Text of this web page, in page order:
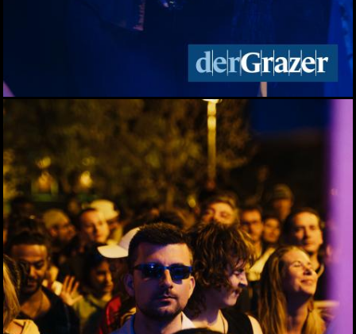
Shopping Friday im
Designmarkt in Graz
Veganmania am Grazer
Hauptplatz
09.05.2026
econet 2026 Wirtschaft.
Recht. Sicherheit
06.05.2026
Lendwirbel das
Straßenfest 2026
04.05.2026